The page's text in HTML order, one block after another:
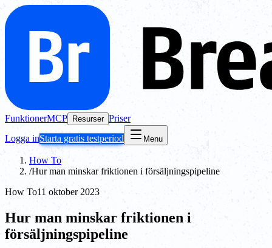
FunktionerMCP Resurser Priser
Logga inStarta gratis testperiod Menu
How To
/Hur man minskar friktionen i försäljningspipeline
How To11 oktober 2023
Hur man minskar friktionen i
försäljningspipeline